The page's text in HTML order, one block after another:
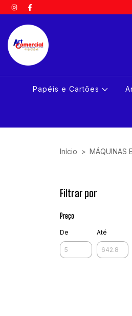
Papéis e Cartões
Início > MÁQUINAS
Filtrar por
Preço
De Até